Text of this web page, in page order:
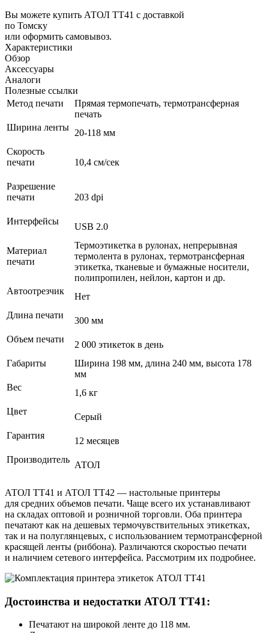
Вы можете купить АТОЛ ТТ41 с доставкой
по Томску
или оформить самовывоз.
Характеристики
Обзор
Аксессуары
Аналоги
Полезные ссылки
Метод печати
Прямая термопечать, термотрансферная
печать
Ширина ленты
20-118 мм
Скорость
печати
10,4 см/сек
Разрешение
печати
203 dpi
Интерфейсы
USB 2.0
Материал
печати
Термоэтикетка в рулонах, непрерывная
термолента в рулонах, термотрансферная
этикетка, тканевые и бумажные носители,
полипропилен, нейлон, картон и др.
Автоотрезчик
Нет
Длина печати
300 мм
Объем печати
2 000 этикеток в день
Габариты
Ширина 198 мм, длина 240 мм, высота 178
мм
Вес
1,6 кг
Цвет
Серый
Гарантия
12 месяцев
Производитель
АТОЛ
АТОЛ ТТ41 и АТОЛ ТТ42 — настольные принтеры
для средних объемов печати. Чаще всего их устанавливают
на складах оптовой и розничной торговли. Оба принтера
печатают как на дешевых термочувствительных этикетках,
так и на полуглянцевых, с использованием термотрансферной
красящей ленты (риббона). Различаются скоростью печати
и наличием сетевого интерфейса. Рассмотрим их подробнее.
Достоинства и недостатки АТОЛ ТТ41:
Печатают на широкой ленте до 118 мм.